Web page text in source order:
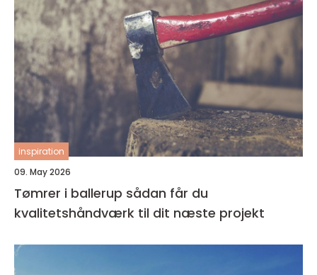
inspiration
09. May 2026
Tømrer i ballerup sådan får du
kvalitetshåndværk til dit næste projekt